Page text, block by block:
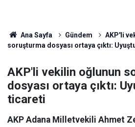
Ana Sayfa Gündem
AKP'li
soruşturma dosyası ortaya çıktı:
AKP'li vekilin oğlunun
dosyası ortaya çıktı:
ticareti
AKP Adana Milletvekili Ahmet